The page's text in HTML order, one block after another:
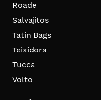
Roade
Salvajitos
Tatin Bags
Teixidors
Tucca
Volto